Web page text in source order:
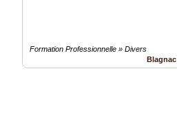
Formation Professionnelle » Divers
Blagnac